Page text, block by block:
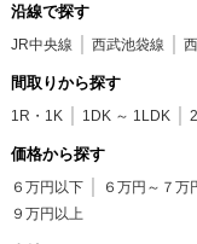
沿線で探す
JR中央線 西武池袋線
間取りから探す
1R・1K 1DK ～ 1LDK
価格から探す
６万円以下 ６万円～７万
９万円以上